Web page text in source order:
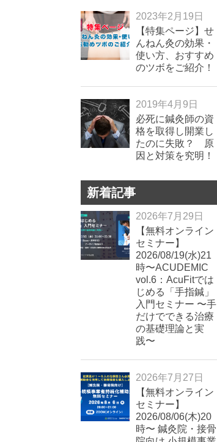
2023年2月19日
【特集ページ】せ
んねん灸の効果・
使い方、おすすめ
のツボをご紹介！
2019年4月9日
必死に鍼灸師の資
格を取得し開業し
たのに失敗？ 原
因と対策を究明！
新着記事
2026年7月29日
【無料オンライン
セミナー】
2026/08/19(水)21
時〜ACUDEMIC
vol.6：AcuFitでは
じめる「手指鍼」
入門セミナー 〜手
だけでできる治療
の基礎理論と実
践〜
2026年7月27日
【無料オンライン
セミナー】
2026/08/06(木)20
時〜 鍼灸院・接骨